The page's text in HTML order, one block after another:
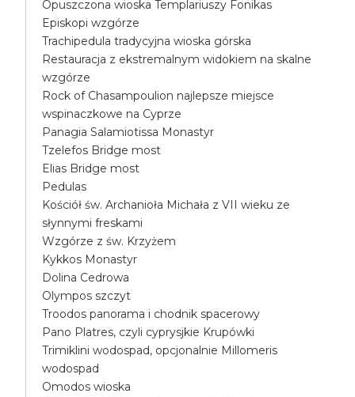
Opuszczona wioska Templariuszy Fonikas
Episkopi wzgórze
Trachipedula tradycyjna wioska górska
Restauracja z ekstremalnym widokiem na skalne
wzgórze
Rock of Chasampoulion najlepsze miejsce
wspinaczkowe na Cyprze
Panagia Salamiotissa Monastyr
Tzelefos Bridge most
Elias Bridge most
Pedulas
Kościół św. Archanioła Michała z VII wieku ze
słynnymi freskami
Wzgórze z św. Krzyżem
Kykkos Monastyr
Dolina Cedrowa
Olympos szczyt
Troodos panorama i chodnik spacerowy
Pano Platres, czyli cyprysjkie Krupówki
Trimiklini wodospad, opcjonalnie Millomeris
wodospad
Omodos wioska